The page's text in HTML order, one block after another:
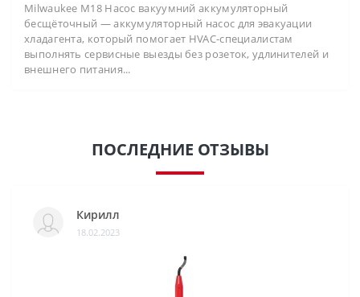
Milwaukee M18 Насос вакуумний аккумуляторный
бесщёточный — аккумуляторный насос для эвакуации
хладагента, который помогает HVAC-специалистам
выполнять сервисные выезды без розеток, удлинителей и
внешнего питания...
ПОСЛЕДНИЕ ОТЗЫВЫ
Кирилл
18.02.2023